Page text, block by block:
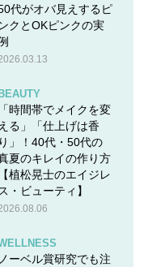
代がオバ見えするピ
ンクとOKピンクの実
BEAUTY
「時間帯でメイクを変
える」「仕上げは香
り」！40代・50代の
夏のキレイの作り方
【植松晃士のエイジレ
ス・ビューティ】
ノーベル賞研究でも注